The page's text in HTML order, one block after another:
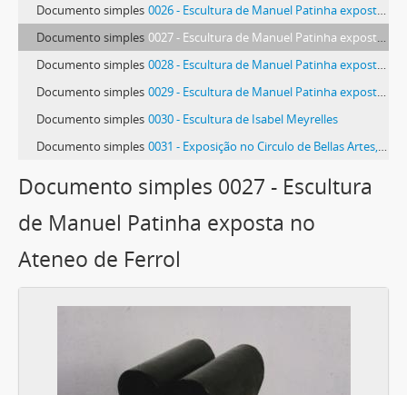
Documento simples 0026 - Escultura de Manuel Patinha exposta no Ateneo de Ferrol
Documento simples 0027 - Escultura de Manuel Patinha exposta no Ateneo de Ferrol
Documento simples 0028 - Escultura de Manuel Patinha exposta no Ateneo de Ferrol
Documento simples 0029 - Escultura de Manuel Patinha exposta no Ateneo de Ferrol
Documento simples 0030 - Escultura de Isabel Meyrelles
Documento simples 0031 - Exposição no Circulo de Bellas Artes, Madrid
Documento simples 0027 - Escultura
de Manuel Patinha exposta no
Ateneo de Ferrol